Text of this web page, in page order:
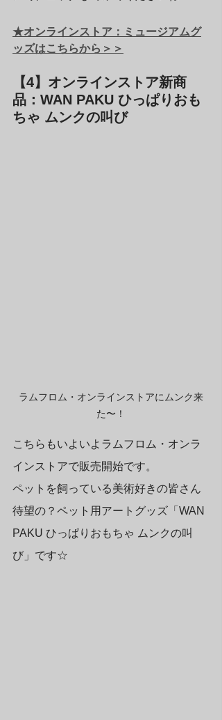
★オンラインストア：ミュージアムグ
ッズはこちらから＞＞
【4】オンラインストア新商
品：WAN PAKU ひっぱりおも
ちゃ ムンクの叫び
ラムフロム・オンラインストアにムンク来
た〜！
こちらもいよいよラムフロム・オンラ
インストアで販売開始です。
ペットを飼っている美術好きの皆さん
待望の？ペット用アートグッズ「WAN
PAKU ひっぱりおもちゃ ムンクの叫
び」です☆